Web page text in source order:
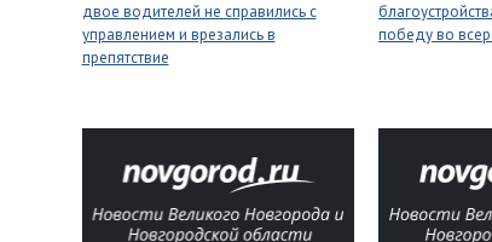
двое водителей не справились с
управлением и врезались в
препятствие
победу во